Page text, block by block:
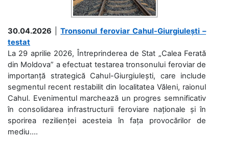
30.04.2026 |Tronsonul feroviar Cahul-Giurgiulești –
testat
La 29 aprilie 2026, Întreprinderea de Stat „Calea Ferată
din Moldova” a efectuat testarea tronsonului feroviar de
importanță strategică Cahul-Giurgiulești, care include
segmentul recent restabilit din localitatea Văleni, raionul
Cahul. Evenimentul marchează un progres semnificativ
în consolidarea infrastructurii feroviare naționale și în
sporirea rezilienței acesteia în fața provocărilor de
mediu....